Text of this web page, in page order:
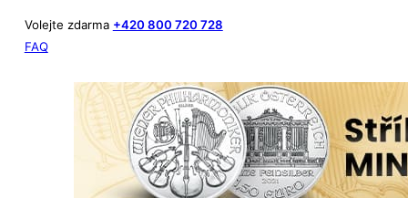
Volejte zdarma +420 800 720 728
FAQ